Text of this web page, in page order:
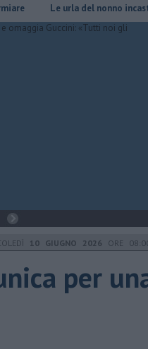
del nonno incastrano i finti
10 GIUGNO 2026 ORE
per